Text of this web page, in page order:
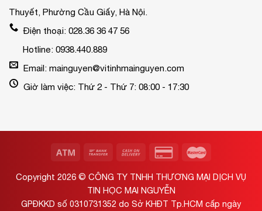
Thuyết, Phường Cầu Giấy, Hà Nội.
Điện thoại: 028.36 36 47 56
Hotline: 0938.440.889
Email: mainguyen@vitinhmainguyen.com
Giờ làm việc: Thứ 2 - Thứ 7: 08:00 - 17:30
Copyright 2026 © CÔNG TY TNHH THƯƠNG MẠI DỊCH VỤ
TIN HỌC MAI NGUYỄN
GPĐKKD số 0310731352 do Sở KHĐT Tp.HCM cấp ngày